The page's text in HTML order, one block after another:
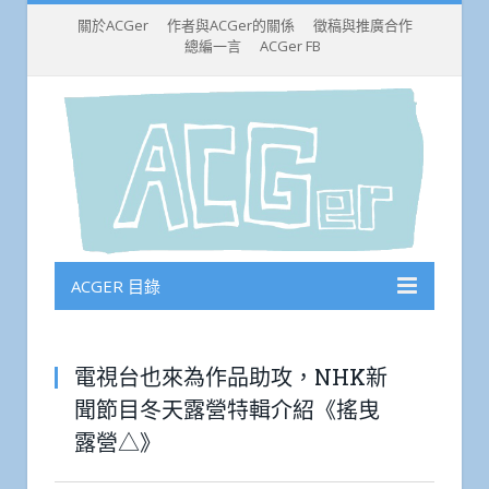
關於ACGer 作者與ACGer的關係
徵稿與推廣合作
總編一言
ACGer FB
ACGER 目錄
電視台也來為作品助攻，NHK新
聞節目冬天露營特輯介紹《搖曳
露營△》